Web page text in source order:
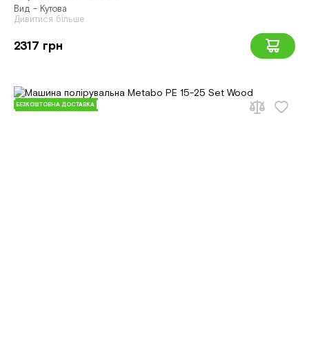
Вид - Кутова
Дивитися більше
2317 грн
БЕЗКОШТОВНА ДОСТАВКА